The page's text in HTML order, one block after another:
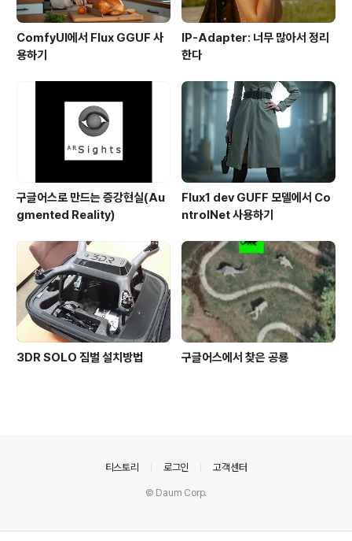
ComfyUI에서 Flux GGUF 사
용하기
IP-Adapter: 너무 많아서 정리
한다
구글어스로 만드는 증강현실(Au
gmented Reality)
Flux1 dev GUFF 모델에서 Co
ntrolNet 사용하기
3DR SOLO 짐벌 설치방법 구글어스에서 찾은 공룡
티스토리 로그인 고객센터
© Daum Corp.